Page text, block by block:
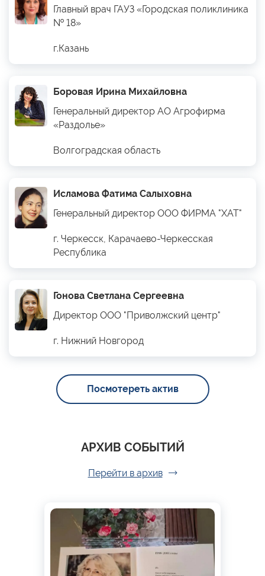
Главный врач ГАУЗ «Городская поликлиника
№ 18»
г.Казань
Боровая Ирина Михайловна
Генеральный директор АО Агрофирма
«Раздолье»
Волгоградская область
Исламова Фатима Салыховна
Генеральный директор ООО ФИРМА "ХАТ"
г. Черкесск, Карачаево-Черкесская
Республика
Гонова Светлана Сергеевна
Директор ООО "Приволжский центр"
г. Нижний Новгород
Посмотереть актив
АРХИВ СОБЫТИЙ
Перейти в архив